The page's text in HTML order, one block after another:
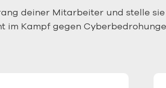
deiner Mitarbeiter und stelle
im Kampf gegen